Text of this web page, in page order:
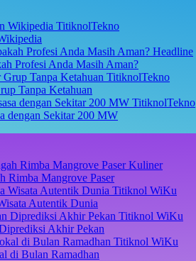
TitiknolTekno
Headline
Profesi Anda Masih Aman?
TitiknolTekno
Tanpa Ketahuan
TitiknolTekno
dengan Sekitar 200 MW
Kuliner
Rimba Mangrove Paser
Titiknol WiKu
Autentik Dunia
Titiknol WiKu
Akhir Pekan
Titiknol WiKu
di Bulan Ramadhan